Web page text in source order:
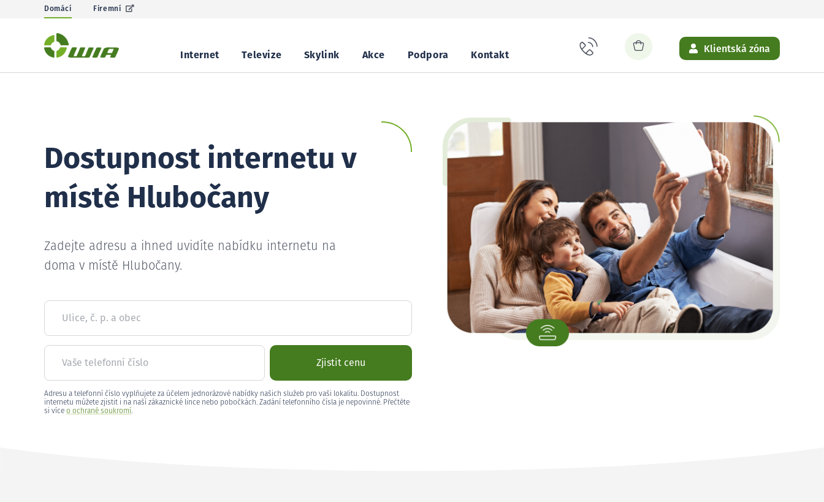
Domácí Firemní
Internet Televize Skylink Akce Podpora Kontakt
Klientská zóna
Dostupnost internetu v
místě Hlubočany
Zadejte adresu a ihned uvidíte nabídku internetu na
doma v místě Hlubočany.
Ulice, č. p. a obec
Vaše telefonní číslo Zjistit cenu
Adresu a telefonní číslo vyplňujete za účelem jednorázové nabídky našich služeb pro vaši lokalitu. Dostupnost
internetu můžete zjistit i na naší zákaznické lince nebo pobočkách. Zadání telefonního čísla je nepovinné. Přečtěte
si více o ochraně soukromí.